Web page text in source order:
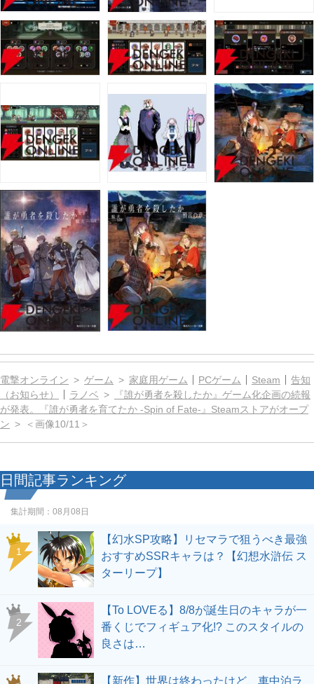
電撃オンライン ゲーム 家庭用ゲーム PCゲーム Steam
告知
（お知らせ）
ラノベ
『誰が勇者を殺したか』ゲーム化企画の続報
が発表。『誰が勇者を育てたか -Spin of Fate-』Steamストアがオープ
ン
＜画像10/11＞
日間記事ランキング
集計期間： 08月08日
1
【幻水SP攻略】リセマラで狙うべき最強
おすすめSSRキャラは？【幻想水滸伝 ス
ターリープ】
2
【To LOVEる】8/8が誕生日のキャラが一
番くじでフィギュア化!? このスタイルの
良さは…
【新作】世界は終わったけど、車中泊ラ